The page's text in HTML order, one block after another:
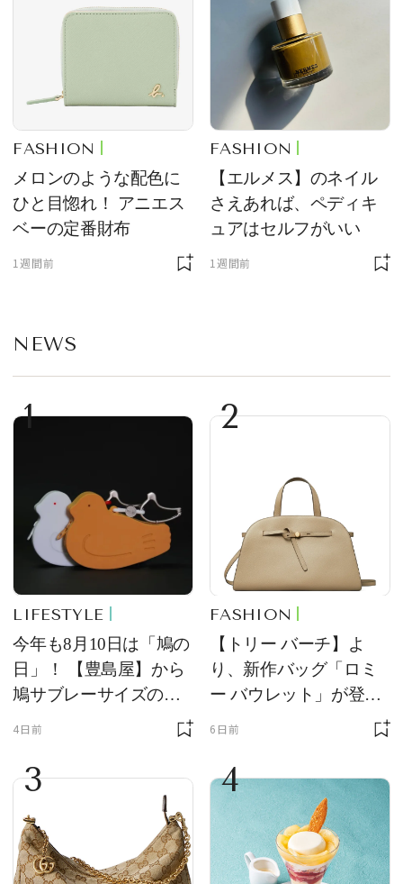
FASHION
メロンのような配色に
ひと目惚れ！ アニエス
ベーの定番財布
1週間前
FASHION
【エルメス】のネイル
さえあれば、ペディキ
ュアはセルフがいい
1週間前
NEWS
1
LIFESTYLE
今年も8月10日は「鳩の
日」！ 【豊島屋】から
鳩サブレーサイズのポ
ーチ「はとっこ」を限
4日前
2
FASHION
【トリー バーチ】よ
り、新作バッグ「ロミ
ー バウレット」が登
場！ デザイン性と収納
6日前
3 4